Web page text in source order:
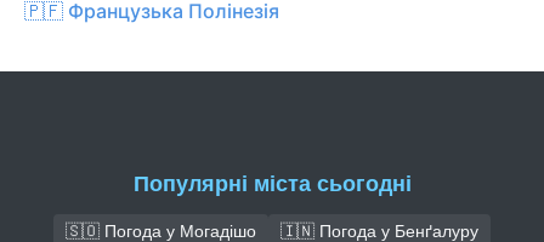
🇵🇫 Французька Полінезія
Популярні міста сьогодні
🇸🇴 Погода у Могадішо
🇮🇳 Погода у Бенґалуру